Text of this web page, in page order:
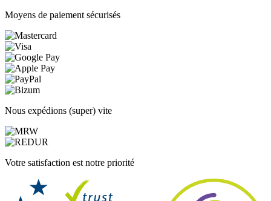
Moyens de paiement sécurisés
Nous expédions (super) vite
Votre satisfaction est notre priorité